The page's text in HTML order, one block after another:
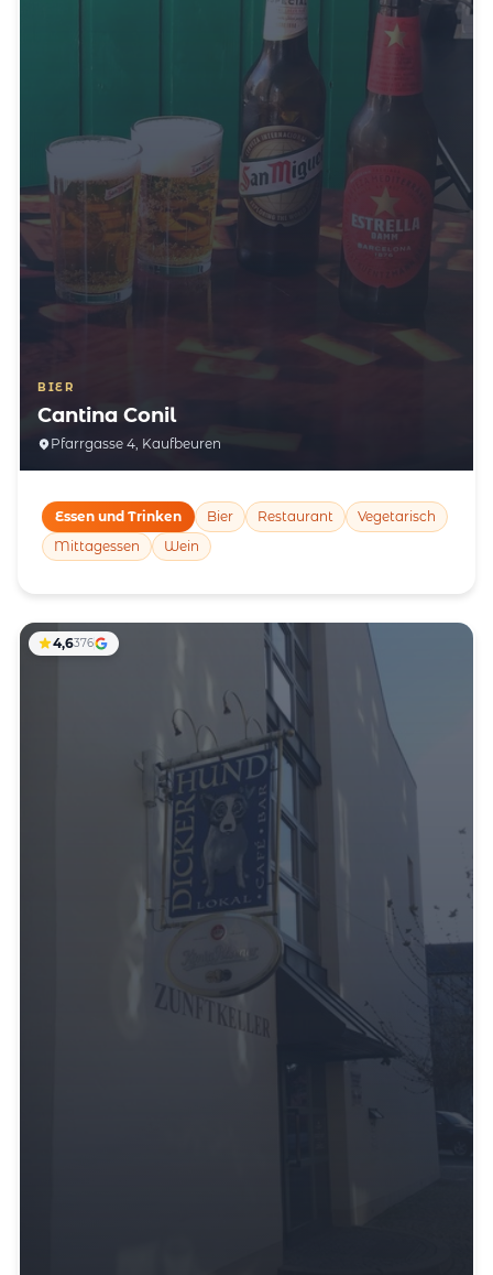
BIER
Cantina Conil
Pfarrgasse 4, Kaufbeuren
Essen und Trinken Bier Restaurant
Vegetarisch
Mittagessen
Wein
4,6376